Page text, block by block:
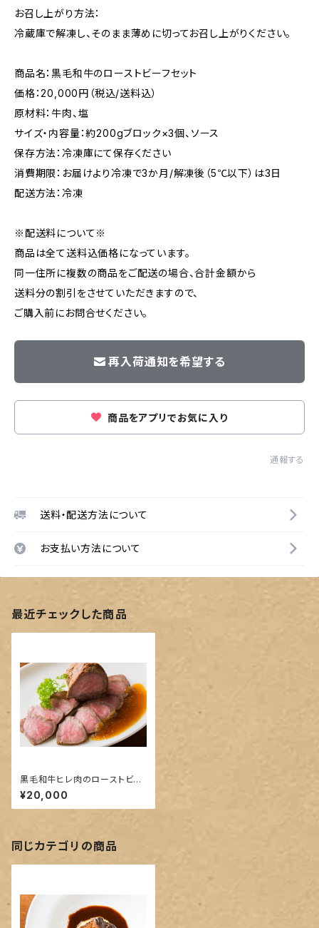
お召し上がり方法：
冷蔵庫で解凍し、そのまま薄めに切ってお召し上がりください。
商品名：黒毛和牛のローストビーフセット
価格：20,000円（税込/送料込）
原材料：牛肉、塩
サイズ・内容量：約200gブロック×3個、ソース
保存方法：冷凍庫にて保存ください
消費期限：お届けより冷凍で3か月/解凍後（5℃以下）は3日
配送方法：冷凍
※配送料について※
商品は全て送料込価格になっています。
同一住所に複数の商品をご配送の場合、合計金額から
送料分の割引をさせていただきますので、
ご購入前にお問合せください。
再入荷通知を希望する
商品をアプリでお気に入り
通報する
送料・配送方法について
お支払い方法について
最近チェックした商品
黒毛和牛ヒレ肉のローストビー
フセット（税込/送料込）
¥20,000
同じカテゴリの商品